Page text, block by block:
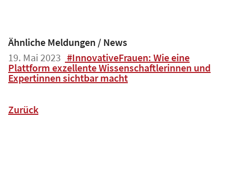
Ähnliche Meldungen / News
19. Mai 2023 #InnovativeFrauen: Wie eine
Plattform exzellente Wissenschaftlerinnen und
Expertinnen sichtbar macht
Zurück